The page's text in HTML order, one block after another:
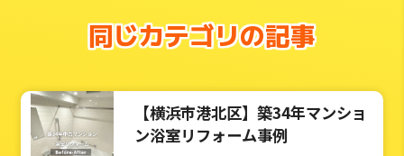
同じカテゴリの記事
【横浜市港北区】築34年マンショ
ン浴室リフォーム事例